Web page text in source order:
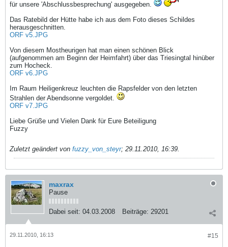
für unsere 'Abschlussbesprechung' ausgegeben.
Das Ratebild der Hütte habe ich aus dem Foto dieses Schildes
herausgeschnitten.
ORF v5.JPG
Von diesem Mostheurigen hat man einen schönen Blick
(aufgenommen am Beginn der Heimfahrt) über das Triesingtal hinüber
zum Hocheck.
ORF v6.JPG
Im Raum Heiligenkreuz leuchten die Rapsfelder von den letzten
Strahlen der Abendsonne vergoldet.
ORF v7.JPG
Liebe Grüße und Vielen Dank für Eure Beteiligung
Fuzzy
Zuletzt geändert von fuzzy_von_steyr; 29.11.2010, 16:39.
maxrax
Pause
Dabei seit: 04.03.2008 Beiträge: 29201
#15
29.11.2010, 16:13